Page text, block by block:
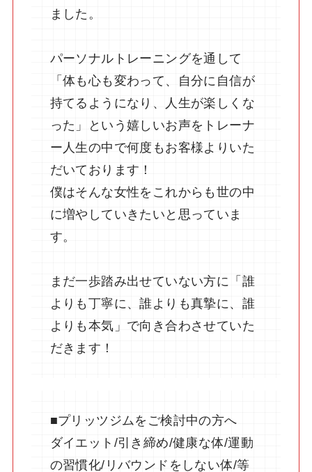
ました。
パーソナルトレーニングを通して
「体も心も変わって、自分に自信が
持てるようになり、人生が楽しくな
った」という嬉しいお声をトレーナ
ー人生の中で何度もお客様よりいた
だいております！
僕はそんな女性をこれからも世の中
に増やしていきたいと思っていま
す。
まだ一歩踏み出せていない方に「誰
よりも丁寧に、誰よりも真摯に、誰
よりも本気」で向き合わさせていた
だきます！
■プリッツジムをご検討中の方へ
ダイエット/引き締め/健康な体/運動
の習慣化/リバウンドをしない体/等